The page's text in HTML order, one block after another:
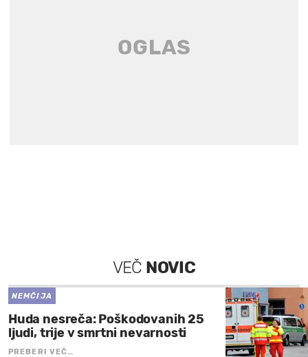
VEČ NOVIC
NEMČIJA
Huda nesreča: Poškodovanih 25
ljudi, trije v smrtni nevarnosti
PREBERI VEČ…